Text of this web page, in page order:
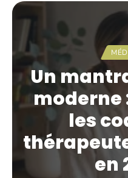
Un
moderne
les
en